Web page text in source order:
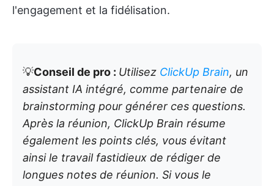
l'engagement et la fidélisation.
💡Conseil de pro : Utilisez ClickUp Brain, un
assistant IA intégré, comme partenaire de
brainstorming pour générer ces questions.
Après la réunion, ClickUp Brain résume
également les points clés, vous évitant
ainsi le travail fastidieux de rédiger de
longues notes de réunion. Si vous le